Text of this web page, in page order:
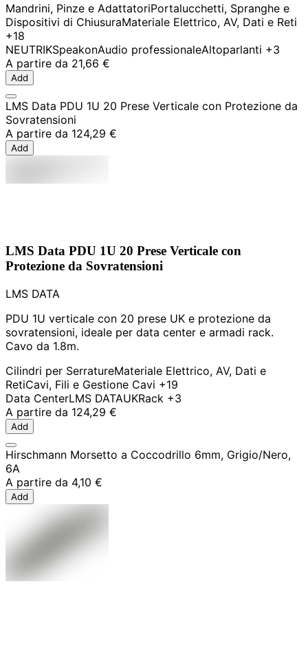
Mandrini, Pinze e AdattatoriPortalucchetti, Spranghe e
Dispositivi di ChiusuraMateriale Elettrico, AV, Dati e Reti
+18
NEUTRIKSpeakonAudio professionaleAltoparlanti +3
A partire da 21,66 €
Add
LMS Data PDU 1U 20 Prese Verticale con Protezione da
Sovratensioni
A partire da 124,29 €
Add
LMS Data PDU 1U 20 Prese Verticale con
Protezione da Sovratensioni
LMS DATA
PDU 1U verticale con 20 prese UK e protezione da
sovratensioni, ideale per data center e armadi rack.
Cavo da 1.8m.
Cilindri per SerratureMateriale Elettrico, AV, Dati e
RetiCavi, Fili e Gestione Cavi +19
Data CenterLMS DATAUKRack +3
A partire da 124,29 €
Add
Hirschmann Morsetto a Coccodrillo 6mm, Grigio/Nero,
6A
A partire da 4,10 €
Add